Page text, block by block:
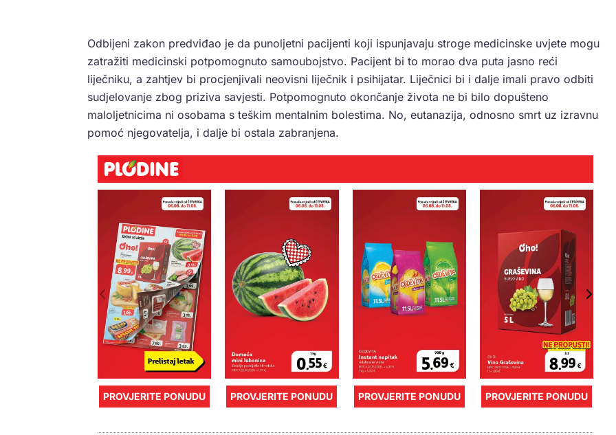
Odbijeni zakon predviđao je da punoljetni pacijenti koji ispunjavaju stroge medicinske uvjete mogu
zatražiti medicinski potpomognuto samoubojstvo. Pacijent bi to morao dva puta jasno reći
liječniku, a zahtjev bi procjenjivali neovisni liječnik i psihijatar. Liječnici bi i dalje imali pravo odbiti
sudjelovanje zbog priziva savjesti. Potpomognuto okončanje života ne bi bilo dopušteno
maloljetnicima ni osobama s teškim mentalnim bolestima. No, eutanazija, odnosno smrt uz izravnu
pomoć njegovatelja, i dalje bi ostala zabranjena.
PROVJERITE PONUDU PROVJERITE PONUDU PROVJERITE PONUDU PROVJERITE PONUDU